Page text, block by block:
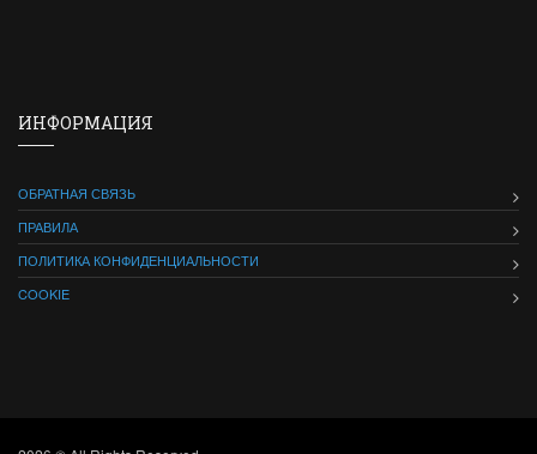
ИНФОРМАЦИЯ
ОБРАТНАЯ СВЯЗЬ
ПРАВИЛА
ПОЛИТИКА КОНФИДЕНЦИАЛЬНОСТИ
COOKIE